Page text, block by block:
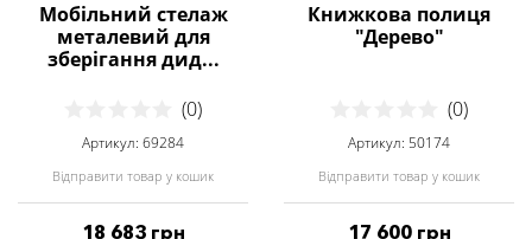
Мобільний стелаж
металевий для
зберігання дид...
(0)
Артикул: 69284
Відправити товар у кошик
18 683 грн
Книжкова полиця
"Дерево"
(0)
Артикул: 50174
Відправити товар у кошик
17 600 грн